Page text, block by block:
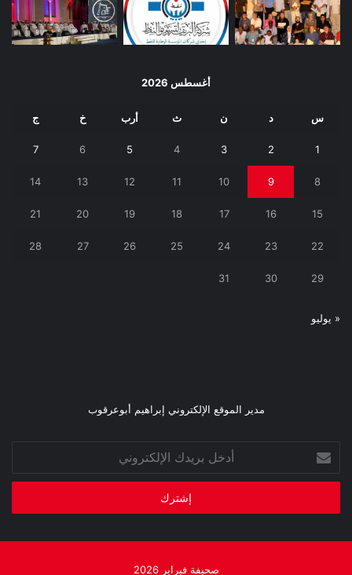
أغسطس 2026
س د ن ث أرب خ ج
1
2
3
4
5
6
7
8
9
10
11
12
13
14
15
16
17
18
19
20
21
22
23
24
25
26
27
28
29
30
31
« يوليو
مدير الموقع الإلكتروني إبراهيم أبوعرقوب
بريدك
الإلكتروني
صحيفة فبراير 2026